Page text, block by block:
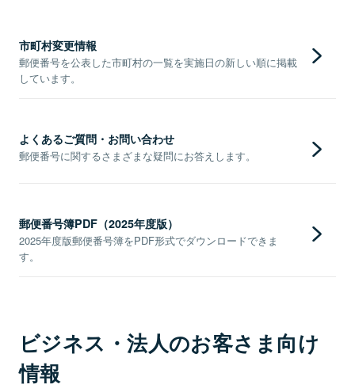
市町村変更情報
郵便番号を公表した市町村の一覧を実施日の新しい順に掲載
しています。
よくあるご質問・お問い合わせ
郵便番号に関するさまざまな疑問にお答えします。
郵便番号簿PDF（2025年度版）
2025年度版郵便番号簿をPDF形式でダウンロードできま
す。
ビジネス・法人のお客さま向け
情報